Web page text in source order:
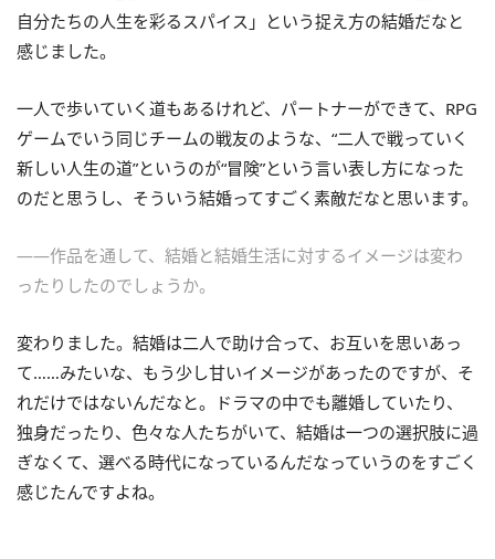
自分たちの人生を彩るスパイス」という捉え方の結婚だなと
感じました。
一人で歩いていく道もあるけれど、パートナーができて、RPG
ゲームでいう同じチームの戦友のような、“二人で戦っていく
新しい人生の道”というのが“冒険”という言い表し方になった
のだと思うし、そういう結婚ってすごく素敵だなと思います。
――作品を通して、結婚と結婚生活に対するイメージは変わ
ったりしたのでしょうか。
変わりました。結婚は二人で助け合って、お互いを思いあっ
て……みたいな、もう少し甘いイメージがあったのですが、そ
れだけではないんだなと。ドラマの中でも離婚していたり、
独身だったり、色々な人たちがいて、結婚は一つの選択肢に過
ぎなくて、選べる時代になっているんだなっていうのをすごく
感じたんですよね。